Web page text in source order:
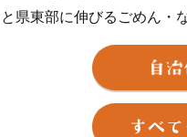
と県東部に伸びるごめん・
知のお城下へと走る路面電
土佐の旅の玄関口として大
かつて土佐の国庁として
を伝える多くの歴史遺産が